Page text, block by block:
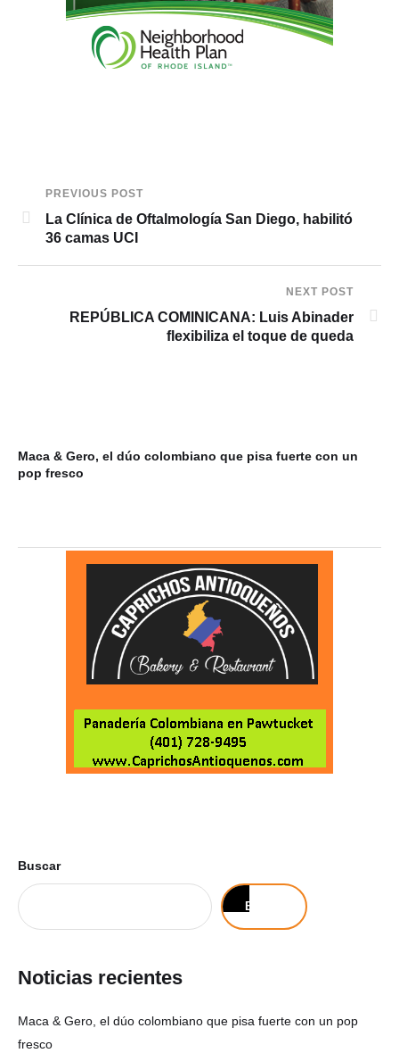
PREVIOUS POST
La Clínica de Oftalmología San Diego, habilitó
36 camas UCI
NEXT POST
REPÚBLICA COMINICANA: Luis Abinader
flexibiliza el toque de queda
Maca & Gero, el dúo colombiano que pisa fuerte con un
pop fresco
Buscar
Buscar
Noticias recientes
Maca & Gero, el dúo colombiano que pisa fuerte con un pop
fresco